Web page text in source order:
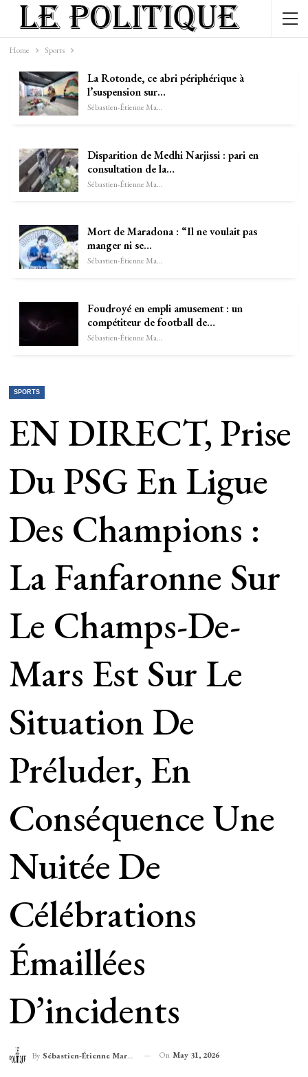
Home Sports
La Rotonde, ce abri périphérique à
l’suspension sur…
Sébastien-Étienne Marechal
Disparition de Medhi Narjissi : pari en
consultation de la…
Sébastien-Étienne Marechal
Mort de Maradona : “Il ne voulait pas
manger ni se…
Sébastien-Étienne Marechal
Foudroyé en empli amusement : un
compétiteur de football de…
Sébastien-Étienne Marechal
SPORTS
EN DIRECT, Prise
Du PSG En Ligue
Des Champions :
La Fanfaronne Sur
Le Champs-De-
Mars Est Sur Le
Situation De
Préluder, En
Conséquence Une
Nuitée De
Célébrations
Émaillées
D’incidents
By Sébastien-Étienne Marechal On May 31, 2026